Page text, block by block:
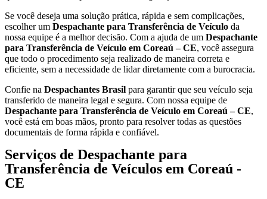
Se você deseja uma solução prática, rápida e sem complicações,
escolher um Despachante para Transferência de Veículo da
nossa equipe é a melhor decisão. Com a ajuda de um Despachante
para Transferência de Veículo em Coreaú – CE, você assegura
que todo o procedimento seja realizado de maneira correta e
eficiente, sem a necessidade de lidar diretamente com a burocracia.
Confie na Despachantes Brasil para garantir que seu veículo seja
transferido de maneira legal e segura. Com nossa equipe de
Despachante para Transferência de Veículo em Coreaú – CE,
você está em boas mãos, pronto para resolver todas as questões
documentais de forma rápida e confiável.
Serviços de Despachante para
Transferência de Veículos em Coreaú -
CE